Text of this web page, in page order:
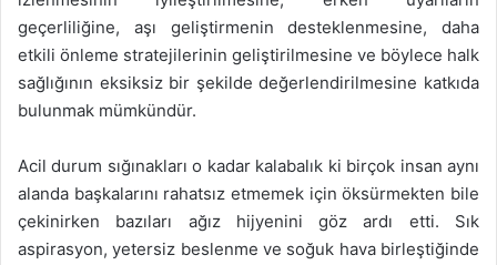
geçerliliğine, aşı geliştirmenin desteklenmesine, daha
etkili önleme stratejilerinin geliştirilmesine ve böylece halk
sağlığının eksiksiz bir şekilde değerlendirilmesine katkıda
bulunmak mümkündür.
Acil durum sığınakları o kadar kalabalık ki birçok insan aynı
alanda başkalarını rahatsız etmemek için öksürmekten bile
çekinirken bazıları ağız hijyenini göz ardı etti. Sık
aspirasyon, yetersiz beslenme ve soğuk hava birleştiğinde